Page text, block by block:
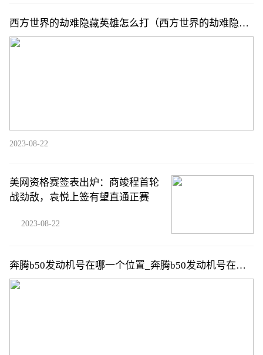
西方世界的劫难隐藏英雄怎么打（西方世界的劫难隐藏
英雄）
2023-08-22
美网资格赛签表出炉：商竣程首轮
战劲敌，袁悦上签有望直通正赛
2023-08-22
奔腾b50发动机号在哪一个位置_奔腾b50发动机号在哪
个位置